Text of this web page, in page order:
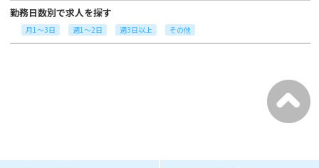
勤務日数別で求人を探す
月1～3日 週1～2日 週3日以上 その他